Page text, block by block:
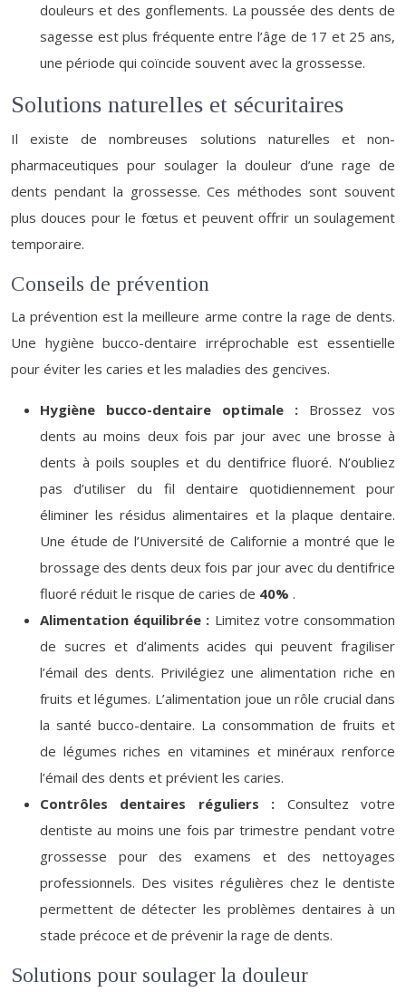
douleurs et des gonflements. La poussée des dents de
sagesse est plus fréquente entre l’âge de 17 et 25 ans,
une période qui coïncide souvent avec la grossesse.
Solutions naturelles et sécuritaires
Il existe de nombreuses solutions naturelles et non-
pharmaceutiques pour soulager la douleur d’une rage de
dents pendant la grossesse. Ces méthodes sont souvent
plus douces pour le fœtus et peuvent offrir un soulagement
temporaire.
Conseils de prévention
La prévention est la meilleure arme contre la rage de dents.
Une hygiène bucco-dentaire irréprochable est essentielle
pour éviter les caries et les maladies des gencives.
Hygiène bucco-dentaire optimale : Brossez vos
dents au moins deux fois par jour avec une brosse à
dents à poils souples et du dentifrice fluoré. N’oubliez
pas d’utiliser du fil dentaire quotidiennement pour
éliminer les résidus alimentaires et la plaque dentaire.
Une étude de l’Université de Californie a montré que le
brossage des dents deux fois par jour avec du dentifrice
fluoré réduit le risque de caries de 40% .
Alimentation équilibrée : Limitez votre consommation
de sucres et d’aliments acides qui peuvent fragiliser
l’émail des dents. Privilégiez une alimentation riche en
fruits et légumes. L’alimentation joue un rôle crucial dans
la santé bucco-dentaire. La consommation de fruits et
de légumes riches en vitamines et minéraux renforce
l’émail des dents et prévient les caries.
Contrôles dentaires réguliers : Consultez votre
dentiste au moins une fois par trimestre pendant votre
grossesse pour des examens et des nettoyages
professionnels. Des visites régulières chez le dentiste
permettent de détecter les problèmes dentaires à un
stade précoce et de prévenir la rage de dents.
Solutions pour soulager la douleur